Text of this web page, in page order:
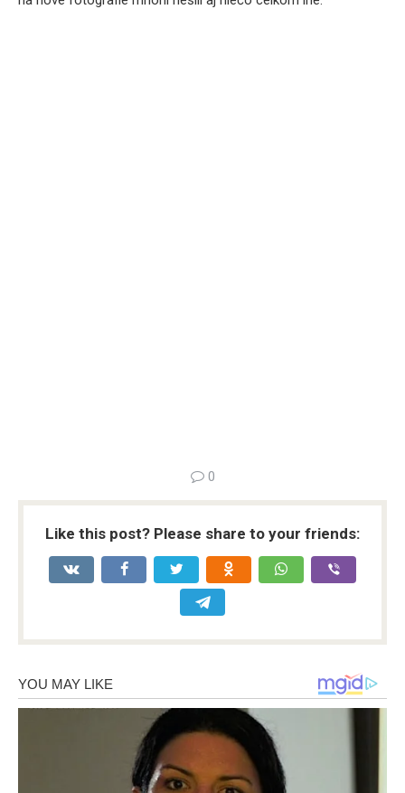
0
Like this post? Please share to your friends: